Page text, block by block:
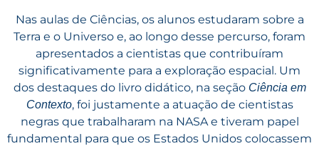
Nas aulas de Ciências, os alunos estudaram sobre a
Terra e o Universo e, ao longo desse percurso, foram
apresentados a cientistas que contribuíram
significativamente para a exploração espacial. Um
dos destaques do livro didático, na seção Ciência em
Contexto, foi justamente a atuação de cientistas
negras que trabalharam na NASA e tiveram papel
fundamental para que os Estados Unidos colocassem